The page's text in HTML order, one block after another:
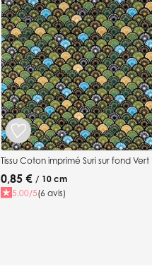
Tissu Coton imprimé Suri sur fond Vert
0,85 € / 10 cm
5.00/5(6 avis)